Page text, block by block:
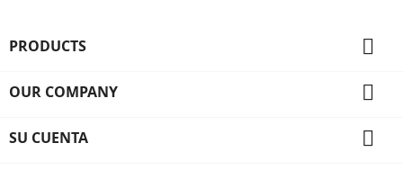
PRODUCTS 
OUR COMPANY 
SU CUENTA 